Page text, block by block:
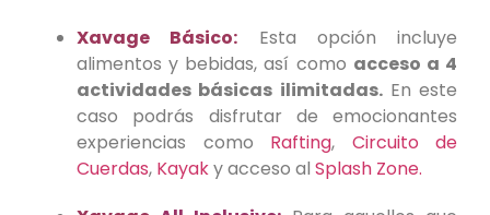
Xavage Básico: Esta opción incluye
alimentos y bebidas, así como acceso a 4
actividades básicas ilimitadas.En este
caso podrás disfrutar de emocionantes
experiencias como Rafting, Circuito de
Cuerdas, Kayaky acceso al Splash Zone.